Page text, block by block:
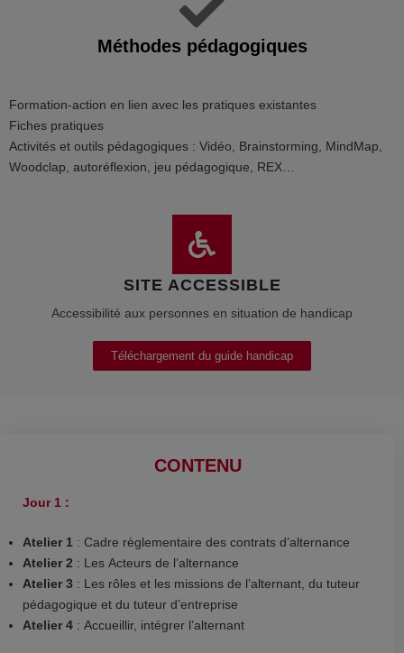
Méthodes pédagogiques
Formation-action en lien avec les pratiques existantes
Fiches pratiques
Activités et outils pédagogiques : Vidéo, Brainstorming, MindMap,
Woodclap, autoréflexion, jeu pédagogique, REX…
SITE ACCESSIBLE
Accessibilité aux personnes en situation de handicap
Téléchargement du guide handicap
CONTENU
Jour 1 :
Atelier 1 : Cadre règlementaire des contrats d’alternance
Atelier 2 : Les Acteurs de l’alternance
Atelier 3 : Les rôles et les missions de l’alternant, du tuteur
pédagogique et du tuteur d’entreprise
Atelier 4 : Accueillir, intégrer l’alternant